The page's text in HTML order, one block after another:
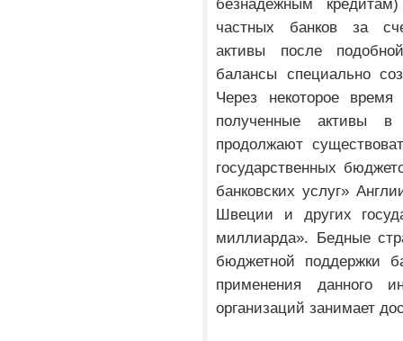
безнадежным
частных банков за
активы после
балансы специально
Через некоторое
полученные активы
продолжают
государственных
банковских услуг»
Швеции и других
миллиарда». Бедные
бюджетной поддержки
применения данного
организаций занимает